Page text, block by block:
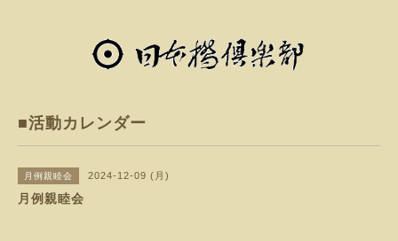
■活動カレンダー
月例親睦会 2024-12-09 (月)
月例親睦会